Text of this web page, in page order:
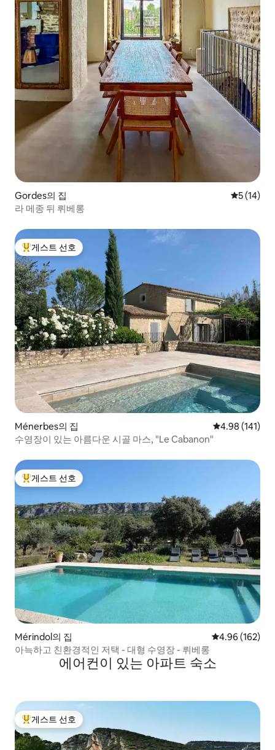
Gordes의 집 평점 5점
5 (14)
라 메종 뒤 뤼베롱
상위 게스트 선호
게스트 선호
Ménerbes의 집 평점 4.98점(5
4.98 (141)
수영장이 있는 아름다운 시골 마스, "Le Cabanon"
상위 게스트 선호
게스트 선호
Mérindol의 집 평점 4.96점(5
4.96 (162)
아늑하고 친환경적인 저택 - 대형 수영장 - 뤼베롱
에어컨이 있는 아파트 숙소
상위 게스트 선호
게스트 선호